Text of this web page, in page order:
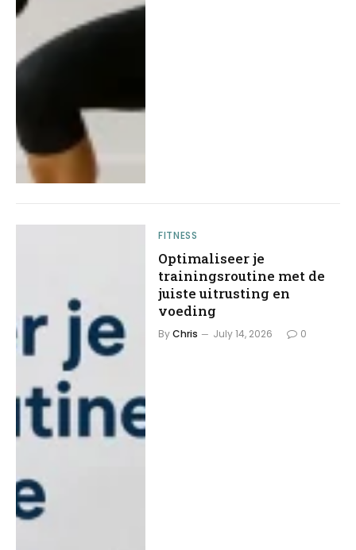
FITNESS
Optimaliseer je
trainingsroutine met de
juiste uitrusting en
voeding
ByChris July 14, 2026 0